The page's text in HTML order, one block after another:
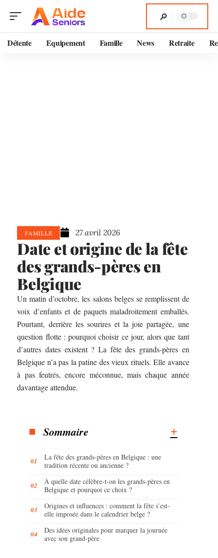
Détente Equipement Famille News Retraite
FAMILLE 27 avril 2026
Date et origine de la fête
des grands-pères en
Belgique
Un matin d’octobre, les salons belges se remplissent de
voix d’enfants et de paquets maladroitement emballés.
Pourtant, derrière les sourires et la joie partagée, une
question flotte : pourquoi choisir ce jour, alors que tant
d’autres dates existent ? La fête des grands-pères en
Belgique n’a pas la patine des vieux rituels. Elle avance
à pas feutrés, encore méconnue, mais chaque année
davantage attendue.
Sommaire
La fête des grands-pères en Belgique : une
tradition récente ou ancienne ?
À quelle date célèbre-t-on les grands-pères en
Belgique et pourquoi ce choix ?
Origines et influences : comment la fête s’est-
elle imposée dans le calendrier belge ?
Des idées originales pour marquer la journée
avec son grand-père